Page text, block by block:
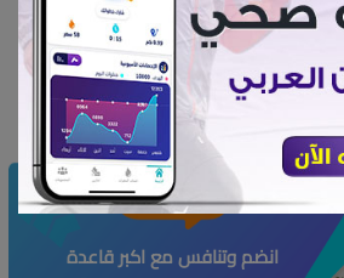
تمرين، عضلة الباي
100000
انضم وتنافس مع اكبر قاعدة